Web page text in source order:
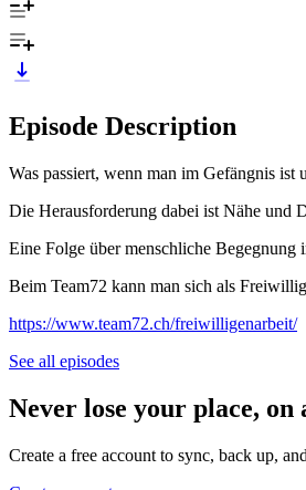
Episode Description
Was passiert, wenn man im Gefängnis
Die Herausforderung dabei ist Nähe und
Eine Folge über menschliche
Beim Team72 kann man sich als
https://www.team72.ch/freiwilligenarbeit/
See all episodes
Never lose your place, on
Create a free account to sync, back up,